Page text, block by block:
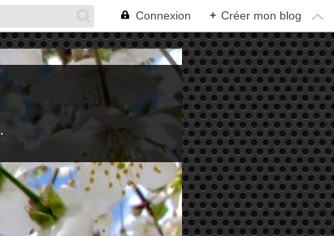
Connexion + Créer mon blog